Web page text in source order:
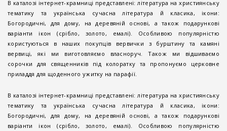
В каталозі інтернет-крамниці представлені: література на християнську
тематику та українська сучасна література й класика, ікони:
Богородичні, для дому, на деревяній основі, а також подарункові
варіанти ікон (срібло, золото, емалі). Особливою популярністю
користуються в наших покупців вервички з бурштину та камяні
вервиці, які ми виготовляємо власноруч. Також ми відшиваємо
сорочки для священників під колоратку та пропонуємо церковне
приладдя для щоденного ужитку на парафії.
В каталозі інтернет-крамниці представлені: література на християнську
тематику та українська сучасна література й класика, ікони:
Богородичні, для дому, на деревяній основі, а також подарункові
варіанти ікон (срібло, золото, емалі). Особливою популярністю